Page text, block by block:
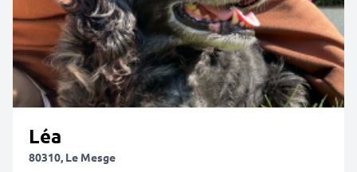
Léa
80310, Le Mesge